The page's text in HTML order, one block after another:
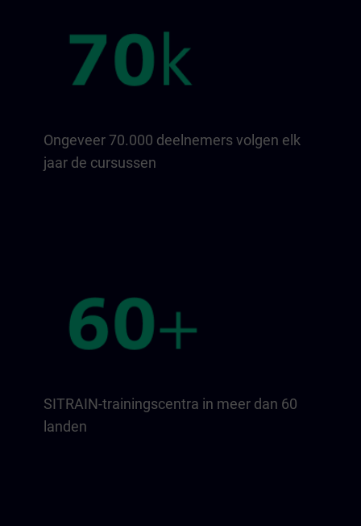
Ongeveer 70.000 deelnemers volgen elk
jaar de cursussen
SITRAIN-trainingscentra in meer dan 60
landen